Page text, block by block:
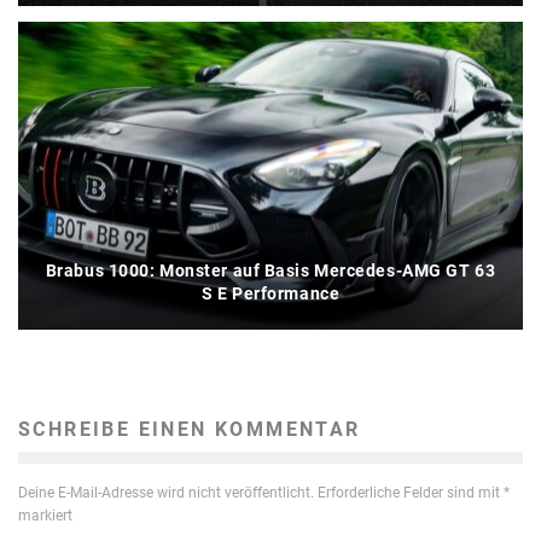
Brabus 1000: Monster auf Basis Mercedes-AMG GT 63
S E Performance
SCHREIBE EINEN KOMMENTAR
Deine E-Mail-Adresse wird nicht veröffentlicht. Erforderliche Felder sind mit *
markiert